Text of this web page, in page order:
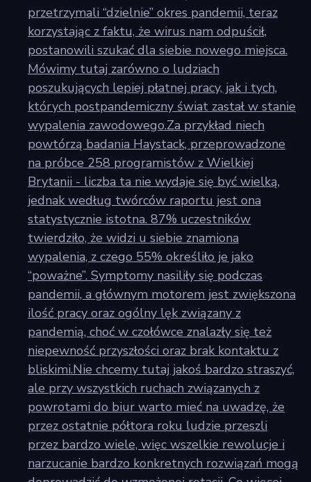
przetrzymali “dzielnie” okres pandemii, teraz
korzystając z faktu, że wirus nam odpuścił,
postanowili szukać dla siebie nowego miejsca.
Mówimy tutaj zarówno o ludziach
poszukujących lepiej płatnej pracy, jak i tych,
których postpandemiczny świat zastał w stanie
wypalenia zawodowego.Za przykład niech
powtórzą badania Haystack, przeprowadzone
na próbce 258 programistów z Wielkiej
Brytanii - liczba ta nie wydaje się być wielką,
jednak według twórców raportu jest ona
statystycznie istotna. 87% uczestników
twierdziło, że widzi u siebie znamiona
wypalenia, z czego 55% określiło je jako
“poważne”. Symptomy nasiliły się podczas
pandemii, a głównym motorem jest zwiększona
ilość pracy oraz ogólny lęk związany z
pandemią, choć w czołówce znalazły się też
niepewność przyszłości oraz brak kontaktu z
bliskimi.Nie chcemy tutaj jakoś bardzo straszyć,
ale przy wszystkich ruchach związanych z
powrotami do biur warto mieć na uwadzę, że
przez ostatnie półtora roku ludzie przeszli
przez bardzo wiele, więc wszelkie rewolucje i
narzucanie bardzo konkretnych rozwiązań mogą